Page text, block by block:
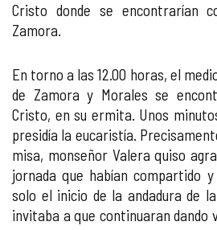
Cristo donde se encontrarían
Zamora.
En torno a las 12.00 horas, el
de Zamora y Morales se
Cristo, en su ermita. Unos
presidía la eucaristía.
misa, monseñor Valera quiso
jornada que habían compartido
solo el inicio de la andadura de
invitaba a que continuaran dando